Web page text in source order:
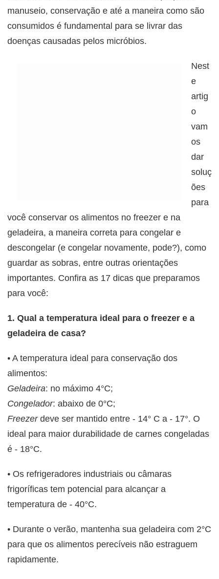
manuseio, conservação e até a maneira como são
consumidos é fundamental para se livrar das
doenças causadas pelos micróbios.
Nest
e
artig
o
vam
os
dar
soluç
ões
para
você conservar os alimentos no freezer e na
geladeira, a maneira correta para congelar e
descongelar (e congelar novamente, pode?), como
guardar as sobras, entre outras orientações
importantes. Confira as 17 dicas que preparamos
para você:
1. Qual a temperatura ideal para o freezer e a
geladeira de casa?
• A temperatura ideal para conservação dos
alimentos:
Geladeira: no máximo 4°C;
Congelador: abaixo de 0°C;
Freezerdeve ser mantido entre - 14° C a - 17°. O
ideal para maior durabilidade de carnes congeladas
é - 18°C.
• Os refrigeradores industriais ou câmaras
frigoríficas tem potencial para alcançar a
temperatura de - 40°C.
• Durante o verão, mantenha sua geladeira com 2°C
para que os alimentos perecíveis não estraguem
rapidamente.